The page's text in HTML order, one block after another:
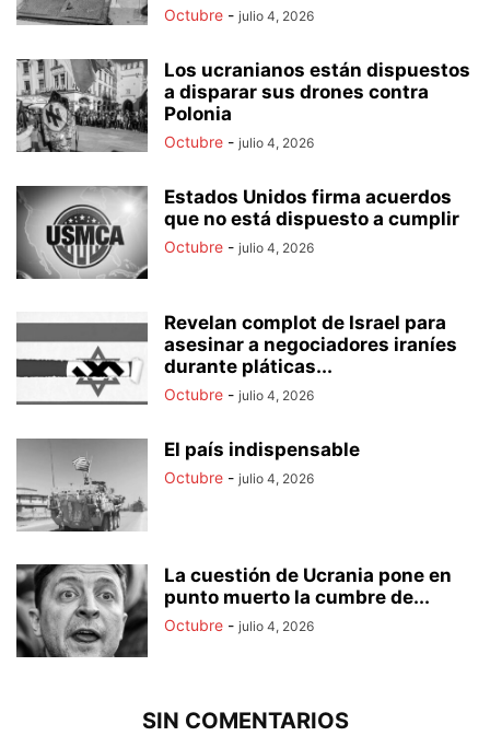
Octubre - julio 4, 2026
Los ucranianos están dispuestos
a disparar sus drones contra
Polonia
Octubre - julio 4, 2026
Estados Unidos firma acuerdos
que no está dispuesto a cumplir
Octubre - julio 4, 2026
Revelan complot de Israel para
asesinar a negociadores iraníes
durante pláticas...
Octubre - julio 4, 2026
El país indispensable
Octubre - julio 4, 2026
La cuestión de Ucrania pone en
punto muerto la cumbre de...
Octubre - julio 4, 2026
SIN COMENTARIOS